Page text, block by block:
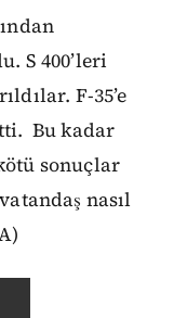
S 400’leri
F-35’e
Bu kadar
sonuçlar
nasıl